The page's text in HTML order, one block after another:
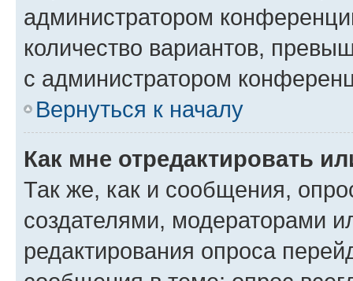
администратором
количество вариантов,
с администратором
Вернуться к началу
Как мне отредактировать
Так же, как и сообщения,
создателями, модераторами
редактирования опроса